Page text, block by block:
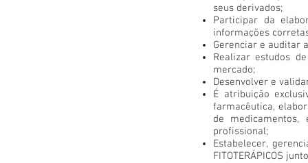
seus derivados;
Participar da
informações
Gerenciar e auditar
Realizar estudos
mercado;
Desenvolver e
É atribuição
farmacêutica,
de
profissional;
Estabelecer,
FITOTERÁPICOS